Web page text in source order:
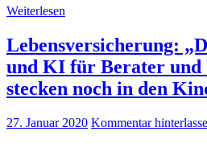
Weiterlesen
Lebensversicherung:
und KI für Berater und
stecken noch in den
27. Januar 2020 Kommentar